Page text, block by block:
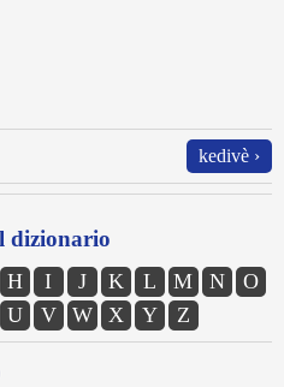
kedivè ›
dizionario
H I J K L M N
O
U V W X Y Z